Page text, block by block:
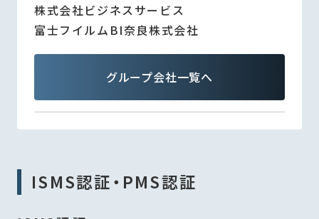
株式会社ビジネスサービス
富士フイルムBI奈良株式会社
グループ会社一覧へ
ISMS認証・PMS認証